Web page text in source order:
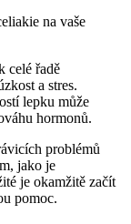
na vaše
celé řadě
a stres.
lepku může
hormonů.
problémů
jako je
je okamžitě začít
pomoc.